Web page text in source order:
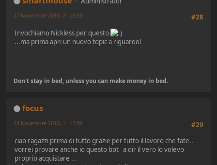
#28
27 Novembre 2010, 21:25:50
Invochiamo Nickless per questo
...ma prima apri un nuovo topic a riguardo!
Don't stay in bed, unless you can make money in bed.
focus
#29
28 Novembre 2010, 11:43:08
ciao ragazzi prima di tutto grazie per tutto il lavoro che fate..
vorrei provare anche io questo bot a dir il vero lo volevo
proprio acquistare ...